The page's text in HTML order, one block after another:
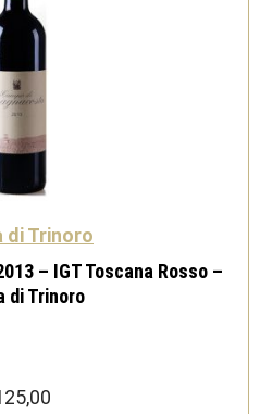
di Trinoro
– IGT Toscana Rosso –
di Trinoro